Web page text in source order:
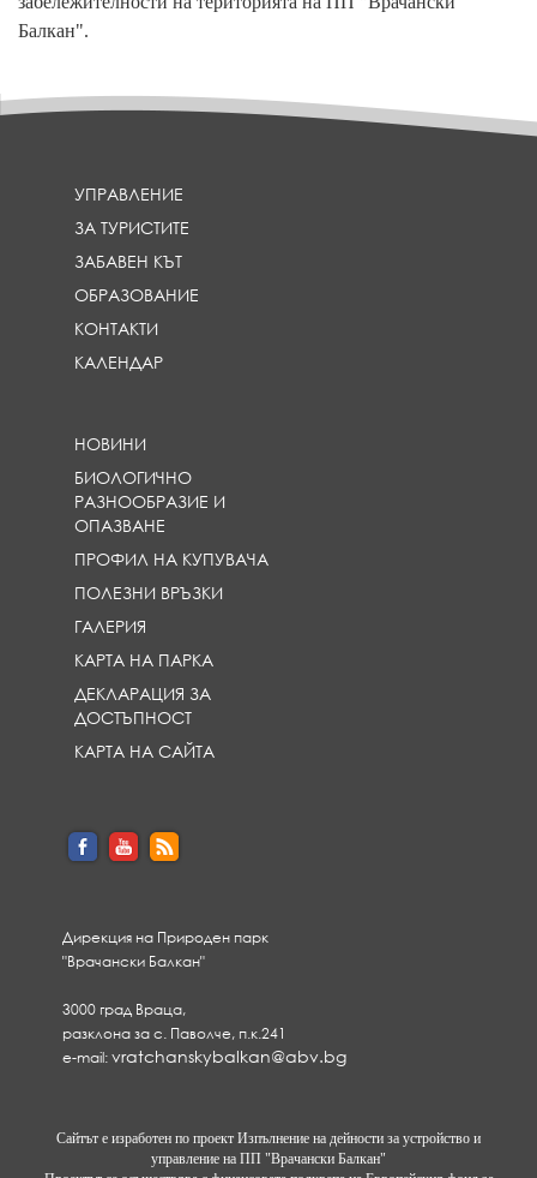
Балкан".
УПРАВЛЕНИЕ
ЗА ТУРИСТИТЕ
ЗАБАВЕН КЪТ
ОБРАЗОВАНИЕ
КОНТАКТИ
КАЛЕНДАР
НОВИНИ
БИОЛОГИЧНО
РАЗНООБРАЗИЕ И
ОПАЗВАНЕ
ПРОФИЛ НА КУПУВАЧА
ПОЛЕЗНИ ВРЪЗКИ
ГАЛЕРИЯ
КАРТА НА ПАРКА
ДЕКЛАРАЦИЯ ЗА
ДОСТЪПНОСТ
КАРТА НА САЙТА
Дирекция на Природен парк
"Врачански Балкан"
3000 град Враца,
разклона за с. Паволче, п.к.241
e-mail:vratchanskybalkan@abv.bg
Сайтът е изработен по проект Изпълнение на дейности за устройство и
управление на ПП "Врачански Балкан"